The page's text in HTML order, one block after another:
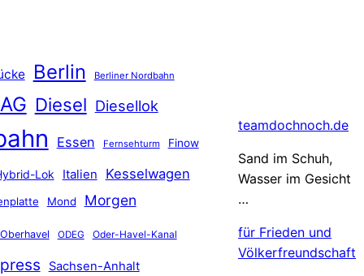
Berlin Berliner Nordbahn
Diesel Diesellok
Essen Fernsehturm Finow
Lok Italien Kesselwagen
Mond Morgen
Oberhavel ODEG Oder-Havel-Kanal
Sachsen-Anhalt
teamdochnoch.de
Sand im Schuh,
Wasser im Gesicht
…
für Frieden und
Völkerfreundschaft